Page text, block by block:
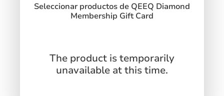
Seleccionar productos de QEEQ Diamond
Membership Gift Card
The product is temporarily
unavailable at this time.